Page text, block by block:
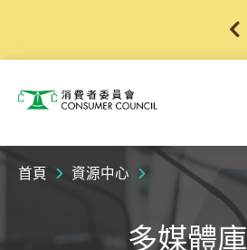
消費者委員會
首頁 資源中心
多媒體庫